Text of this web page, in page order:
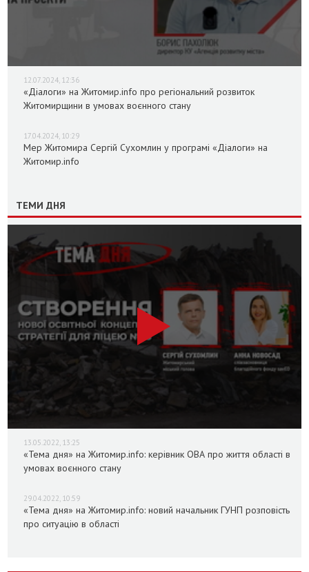
12.07.2024, 12:36
«Діалоги» на Житомир.info про регіональний розвиток
Житомирщини в умовах воєнного стану
17.04.2024, 10:29
Мер Житомира Сергій Сухомлин у програмі «Діалоги» на
Житомир.info
ТЕМИ ДНЯ
13.05.2022, 13:25
«Тема дня» на Житомир.info: керівник ОВА про життя області в
умовах воєнного стану
29.04.2022, 10:59
«Тема дня» на Житомир.info: новий начальник ГУНП розповість
про ситуацію в області